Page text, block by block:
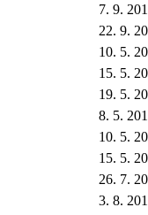
7. 9.
22. 9.
10. 5.
15. 5.
19. 5.
8. 5.
10. 5.
15. 5.
26. 7.
3. 8.